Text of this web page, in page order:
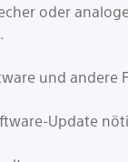
oder
und
Update